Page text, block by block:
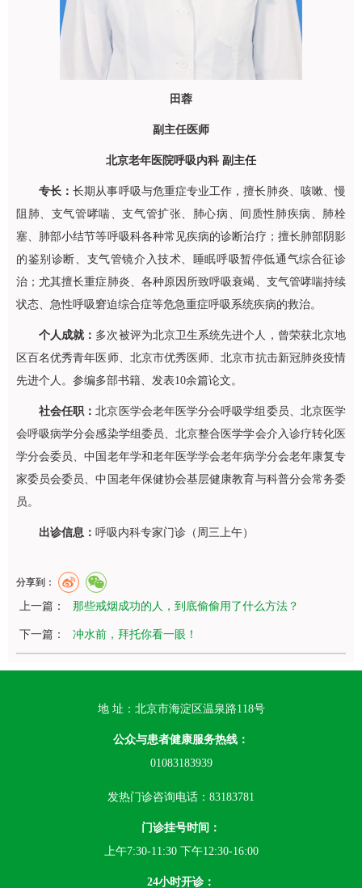
田蓉
副主任医师
北京老年医院呼吸内科 副主任
专长：长期从事呼吸与危重症专业工作，擅长肺炎、咳嗽、慢
阻肺、支气管哮喘、支气管扩张、肺心病、间质性肺疾病、肺栓
塞、肺部小结节等呼吸科各种常见疾病的诊断治疗；擅长肺部阴影
的鉴别诊断、支气管镜介入技术、睡眠呼吸暂停低通气综合征诊
治；尤其擅长重症肺炎、各种原因所致呼吸衰竭、支气管哮喘持续
状态、急性呼吸窘迫综合症等危急重症呼吸系统疾病的救治。
个人成就： 多次被评为北京卫生系统先进个人，曾荣获北京地
区百名优秀青年医师、北京市优秀医师、北京市抗击新冠肺炎疫情
先进个人。参编多部书籍、发表10余篇论文。
社会任职：北京医学会老年医学分会呼吸学组委员、北京医学
会呼吸病学分会感染学组委员、北京整合医学学会介入诊疗转化医
学分会委员、中国老年学和老年医学学会老年病学分会老年康复专
家委员会委员、中国老年保健协会基层健康教育与科普分会常务委
员。
出诊信息： 呼吸内科专家门诊（周三上午）
分享到：
上一篇： 那些戒烟成功的人，到底偷偷用了什么方法？
下一篇： 冲水前，拜托你看一眼！
地 址：北京市海淀区温泉路118号
公众与患者健康服务热线：
01083183939
发热门诊咨询电话：83183781
门诊挂号时间：
上午7:30-11:30 下午12:30-16:00
24小时开诊：